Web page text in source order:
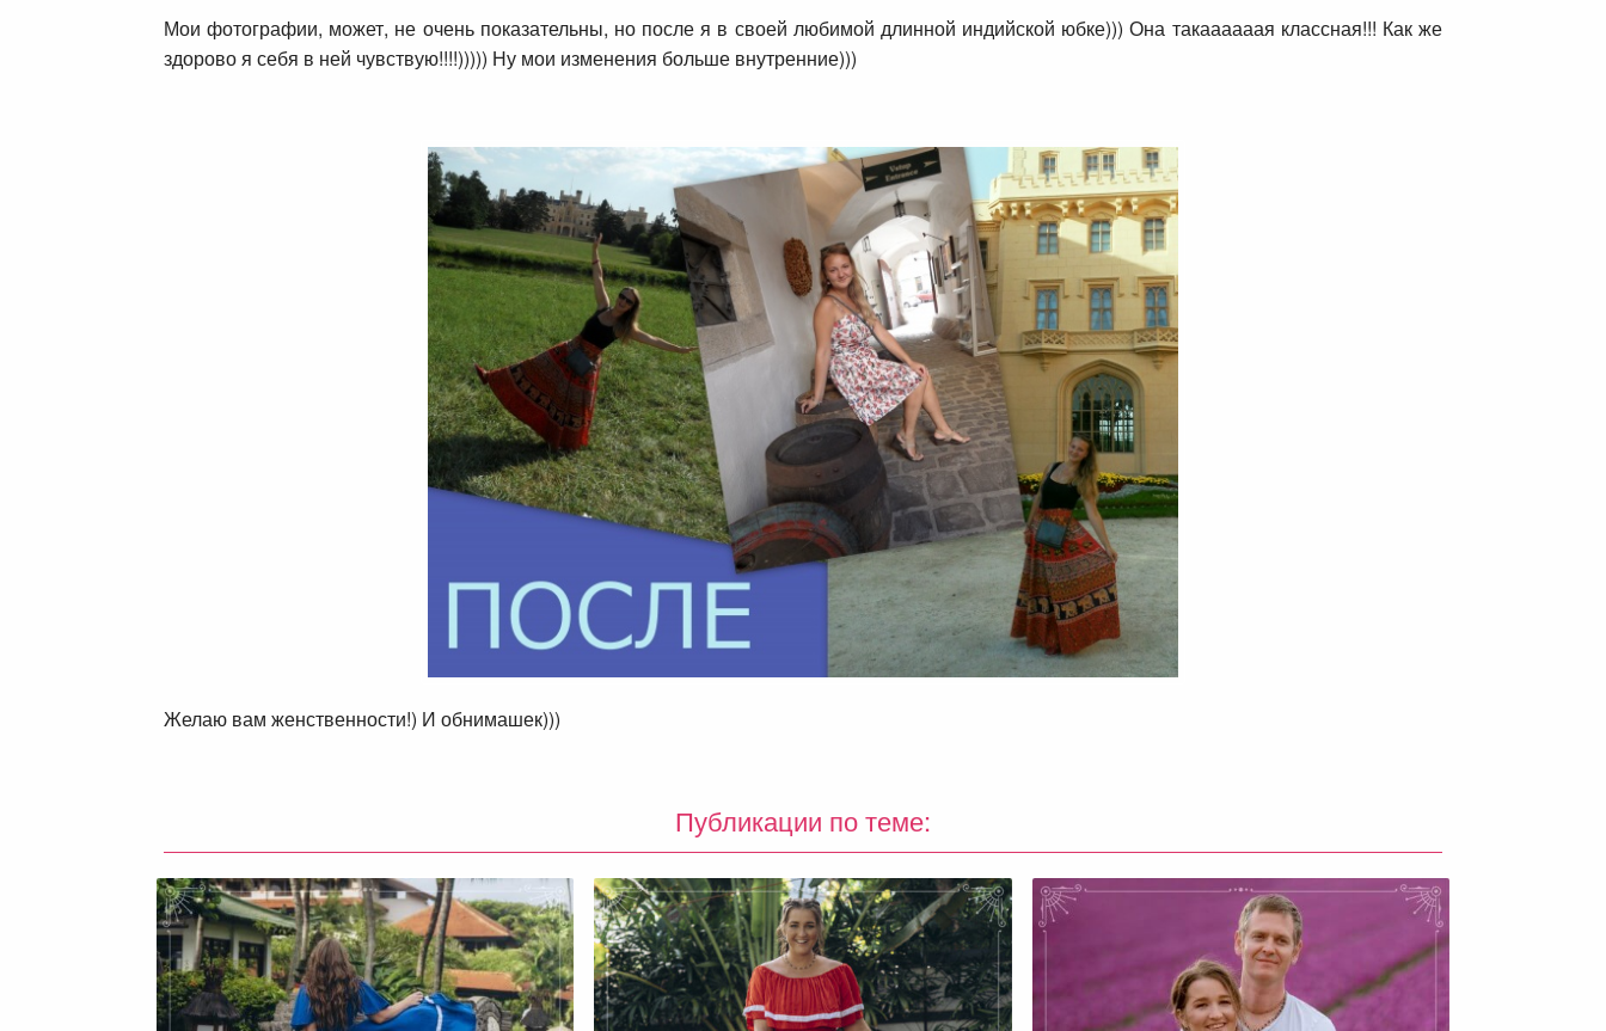
Мои фотографии, может, не очень показательны, но после я в своей любимой длинной индийской юбке))) Она такаааааая классная!!! Как же
здорово я себя в ней чувствую!!!!))))) Ну мои изменения больше внутренние)))
Желаю вам женственности!) И обнимашек)))
Публикации по теме: